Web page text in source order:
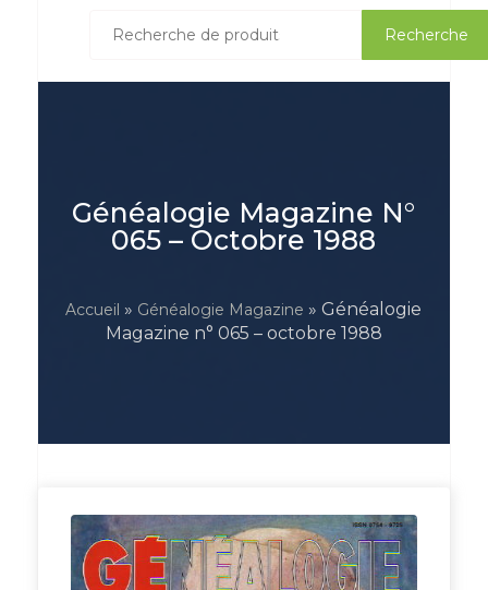
pour :
Recherche
Généalogie Magazine N°
065 – Octobre 1988
Accueil » Généalogie Magazine » Généalogie
Magazine n° 065 – octobre 1988